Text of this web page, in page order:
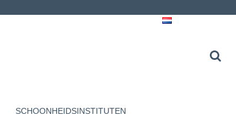
SCHOONHEIDSINSTITUTEN